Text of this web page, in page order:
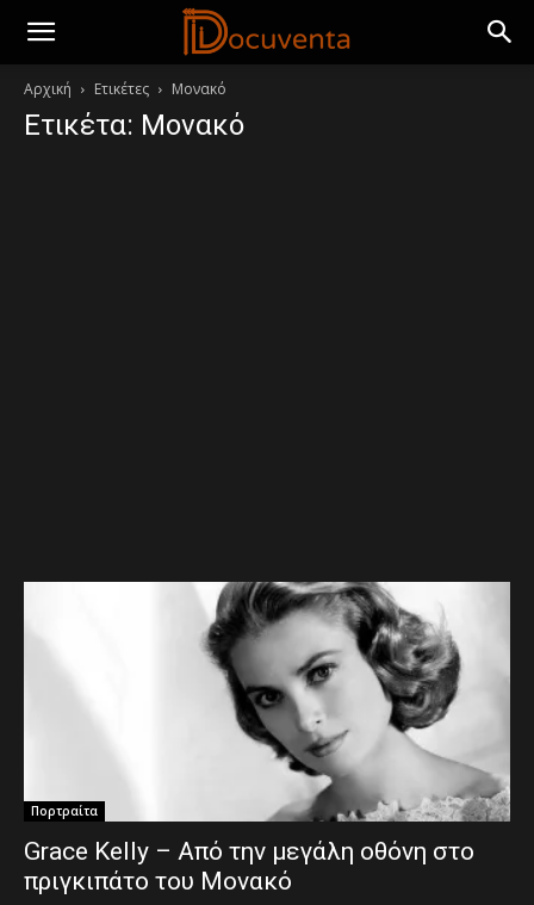
Αρχική Ετικέτες Μονακό
Ετικέτα: Μονακό
Πορτραίτα
Grace Kelly – Από την μεγάλη οθόνη στο
πριγκιπάτο του Μονακό